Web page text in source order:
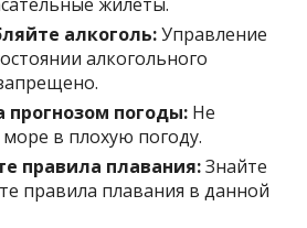
алкоголь:Управление
алкогольного
прогнозом погоды: Не
в плохую погоду.
правила плавания:Знайте
правила плавания в данной